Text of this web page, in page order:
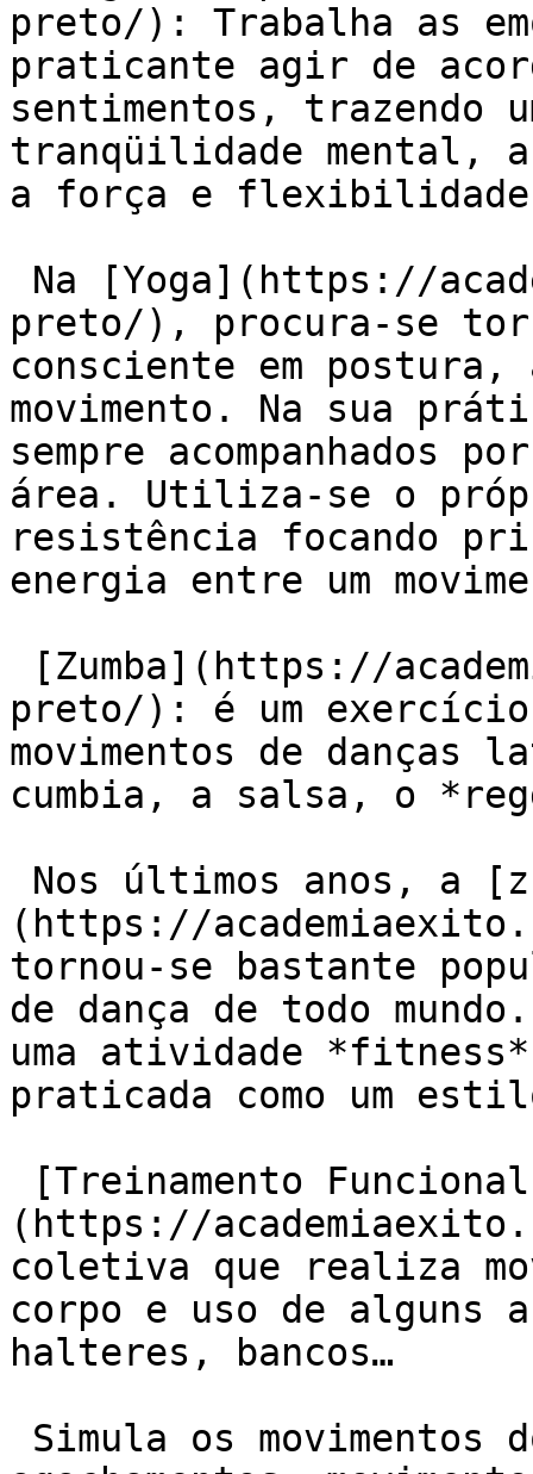
preto/): Trabalha as
praticante agir de
sentimentos, trazendo
tranqüilidade mental,
a força e
preto/), procura-se
consciente em postura,
movimento. Na sua
sempre acompanhados
área. Utiliza-se o
resistência focando
energia entre um
preto/): é um exercício
movimentos de danças
cumbia, a salsa, o
(https://
tornou-se bastante
de dança de todo
uma atividade *fitness*,
praticada como um
(https://
coletiva que realiza
corpo e uso de alguns
halteres, bancos…